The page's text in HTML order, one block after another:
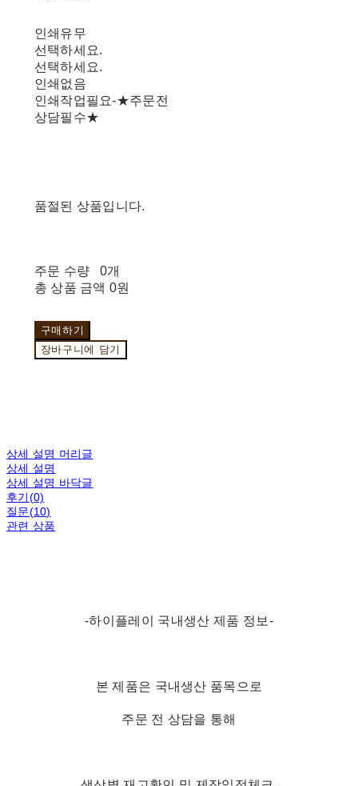
인쇄유무
선택하세요.
선택하세요.
인쇄없음
인쇄작업필요-★주문전
상담필수★
품절된 상품입니다.
주문 수량
0개
총 상품 금액 0원
구매하기
장바구니에 담기
상세 설명 머리글
상세 설명
상세 설명 바닥글
후기(0)
질문(10)
관련 상품
-하이플레이 국내생산 제품 정보-
본 제품은 국내생산 품목으로
주문 전 상담을 통해